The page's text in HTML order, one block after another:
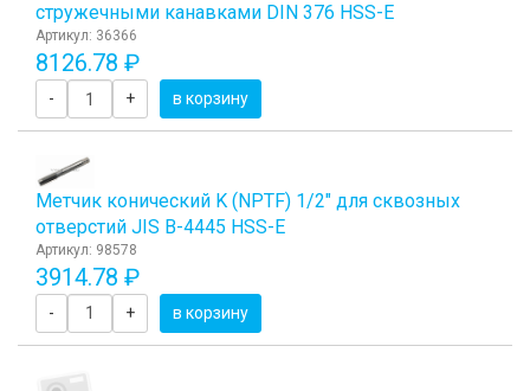
стружечными канавками DIN 376 HSS-E
Артикул: 36366
8126.78 ₽
- + в корзину
Метчик конический K (NPTF) 1/2" для сквозных
отверстий JIS B-4445 HSS-E
Артикул: 98578
3914.78 ₽
- + в корзину